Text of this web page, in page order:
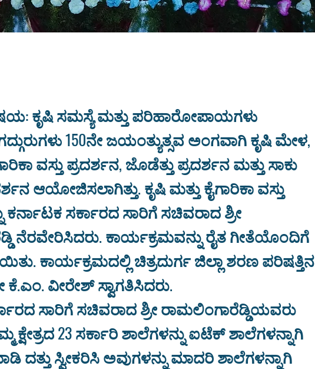
ಕೃಷಿ ಸಮಸ್ಯೆ ಮತ್ತು ಪರಿಹಾರೋಪಾಯಗಳು
150ನೇ ಜಯಂತ್ಯುತ್ಸವ ಅಂಗವಾಗಿ ಕೃಷಿ ಮೇಳ,
ವಸ್ತು ಪ್ರದರ್ಶನ, ಜೊಡೆತ್ತು ಪ್ರದರ್ಶನ ಮತ್ತು ಸಾಕು
ಆಯೋಜಿಸಲಾಗಿತ್ತು. ಕೃಷಿ ಮತ್ತು ಕೈಗಾರಿಕಾ ವಸ್ತು
ಕರ್ನಾಟಕ ಸರ್ಕಾರದ ಸಾರಿಗೆ ಸಚಿವರಾದ ಶ್ರೀ
ನೆರವೇರಿಸಿದರು. ಕಾರ್ಯಕ್ರಮವನ್ನು ರೈತ ಗೀತೆಯೊಂದಿಗೆ
ಕಾರ್ಯಕ್ರಮದಲ್ಲಿ ಚಿತ್ರದುರ್ಗ ಜಿಲ್ಲಾ ಶರಣ ಪರಿಷತ್ತಿನ
ಕೆ.ಎಂ. ವೀರೇಶ್ ಸ್ವಾಗತಿಸಿದರು.
ಸಾರಿಗೆ ಸಚಿವರಾದ ಶ್ರೀ ರಾಮಲಿಂಗಾರೆಡ್ಡಿಯವರು
ಕ್ಷೇತ್ರದ 23 ಸರ್ಕಾರಿ ಶಾಲೆಗಳನ್ನು ಐಟೆಕ್ ಶಾಲೆಗಳನ್ನಾಗಿ
ದತ್ತು ಸ್ವೀಕರಿಸಿ ಅವುಗಳನ್ನು ಮಾದರಿ ಶಾಲೆಗಳನ್ನಾಗಿ